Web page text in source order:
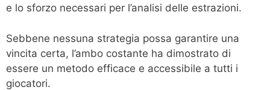
e lo sforzo necessari per l’analisi delle estrazioni.
Sebbene nessuna strategia possa garantire una
vincita certa, l’ambo costante ha dimostrato di
essere un metodo efficace e accessibile a tutti i
giocatori.